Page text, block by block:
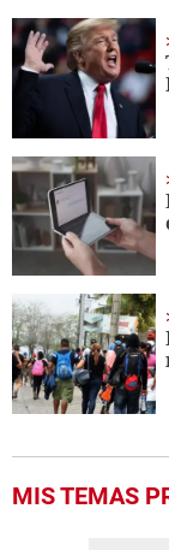
1
minute,
56
seconds
MIS TEMAS